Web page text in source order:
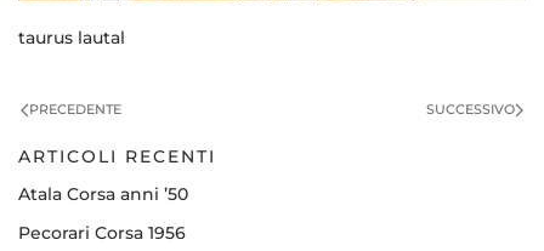
taurus lautal
PRECEDENTE SUCCESSIVO
ARTICOLI RECENTI
Atala Corsa anni ’50
Pecorari Corsa 1956